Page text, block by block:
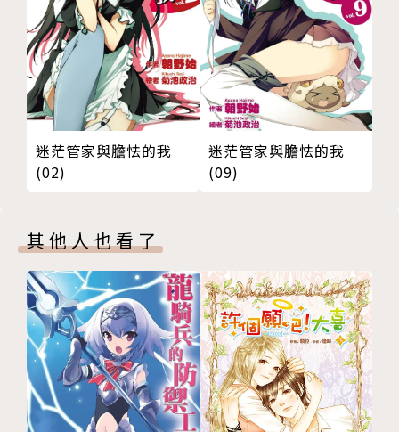
迷茫管家與膽怯的我
(02)
迷茫管家與膽怯的我
(09)
其他人也看了